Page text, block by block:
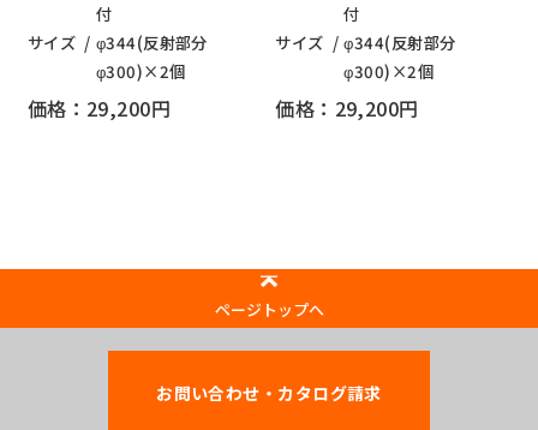
付
サイズ
φ344(反射部分
φ300)×2個
価格：29,200円
付
サイズ
φ344(反射部分
φ300)×2個
価格：29,200円
ページトップへ
お問い合わせ・カタログ請求